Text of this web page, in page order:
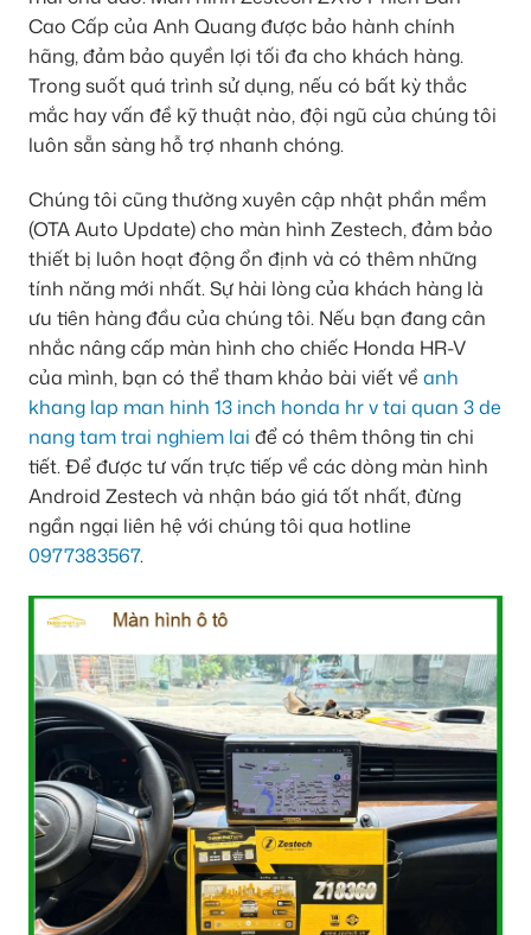
Cao Cấp của Anh Quang được bảo hành chính
hãng, đảm bảo quyền lợi tối đa cho khách hàng.
Trong suốt quá trình sử dụng, nếu có bất kỳ thắc
mắc hay vấn đề kỹ thuật nào, đội ngũ của chúng tôi
luôn sẵn sàng hỗ trợ nhanh chóng.
Chúng tôi cũng thường xuyên cập nhật phần mềm
(OTA Auto Update) cho màn hình Zestech, đảm bảo
thiết bị luôn hoạt động ổn định và có thêm những
tính năng mới nhất. Sự hài lòng của khách hàng là
ưu tiên hàng đầu của chúng tôi. Nếu bạn đang cân
nhắc nâng cấp màn hình cho chiếc Honda HR-V
của mình, bạn có thể tham khảo bài viết về anh
khang lap man hinh 13 inch honda hr v tai quan 3 de
nang tam trai nghiem lai để có thêm thông tin chi
tiết. Để được tư vấn trực tiếp về các dòng màn hình
Android Zestech và nhận báo giá tốt nhất, đừng
ngần ngại liên hệ với chúng tôi qua hotline
0977383567.